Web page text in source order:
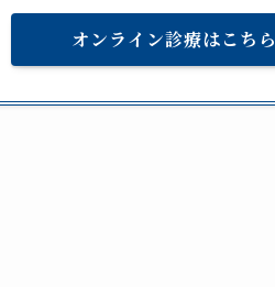
オンライン診療はこちら